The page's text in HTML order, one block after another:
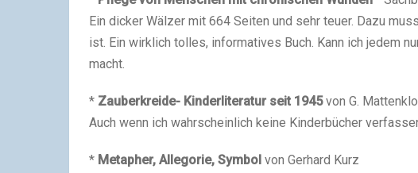
Ein dicker Wälzer mit 664 Seiten und sehr teuer. Dazu
ist. Ein wirklich tolles, informatives Buch. Kann ich jedem
macht.
* Zauberkreide- Kinderliteratur seit 1945von G.
Auch wenn ich wahrscheinlich keine Kinderbücher
* Metapher, Allegorie, Symbol von Gerhard Kurz